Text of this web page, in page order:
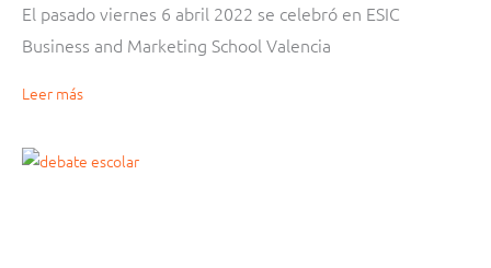
El pasado viernes 6 abril 2022 se celebró en ESIC
Business and Marketing School Valencia
Leer más